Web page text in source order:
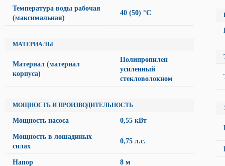
Температура воды рабочая
(максимальная)
40 (50) °C
МАТЕРИАЛЫ
Материал (материал
корпуса)
Полипропилен
усиленный
стекловолокном
МОЩНОСТЬ И ПРОИЗВОДИТЕЛЬНОСТЬ
Мощность насоса 0,55 кВт
Мощность в лошадиных
силах
0,75 л.с.
Напор 8 м